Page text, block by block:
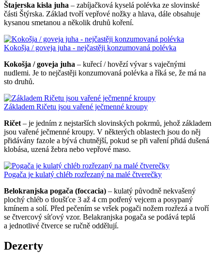
Štajerska kisla juha – zabíjačková kyselá polévka ze slovinské
části Štýrska. Základ tvoří vepřové nožky a hlava, dále obsahuje
kysanou smetanou a několik druhů koření.
Kokošja / goveja juha - nejčastěji konzumovaná polévka
Kokošja / goveja juha – kuřecí / hovězí vývar s vaječnými
nudlemi. Je to nejčastěji konzumovaná polévka a říká se, že má na
sto druhů.
Základem Ričetu jsou vařené ječmenné kroupy
Ričet – je jedním z nejstarších slovinských pokrmů, jehož základem
jsou vařené ječmenné kroupy. V některých oblastech jsou do něj
přidávány fazole a bývá chutnější, pokud se při vaření přidá dušená
klobása, uzená žebra nebo vepřové maso.
Pogača je kulatý chléb rozřezaný na malé čtverečky
Belokranjska pogača (foccacia) – kulatý původně nekvašený
plochý chléb o tloušťce 3 až 4 cm potřený vejcem a posypaný
kmínem a solí. Před pečením se vršek pogači nožem rozřezá a tvoří
se čtvercový síťový vzor. Belakranjska pogača se podává teplá
a jednotlivé čtverce se ručně oddělují.
Dezerty